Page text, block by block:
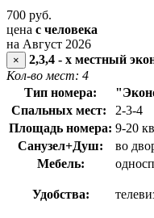
700 руб.
цена с человека
на Август 2026
×
2,3,4 - х местный
Кол-во мест: 4
Тип номера:
Спальных мест:
2-3-4
Площадь номера: 9-20
Санузел+Душ:
во
Мебель:
Удобства: